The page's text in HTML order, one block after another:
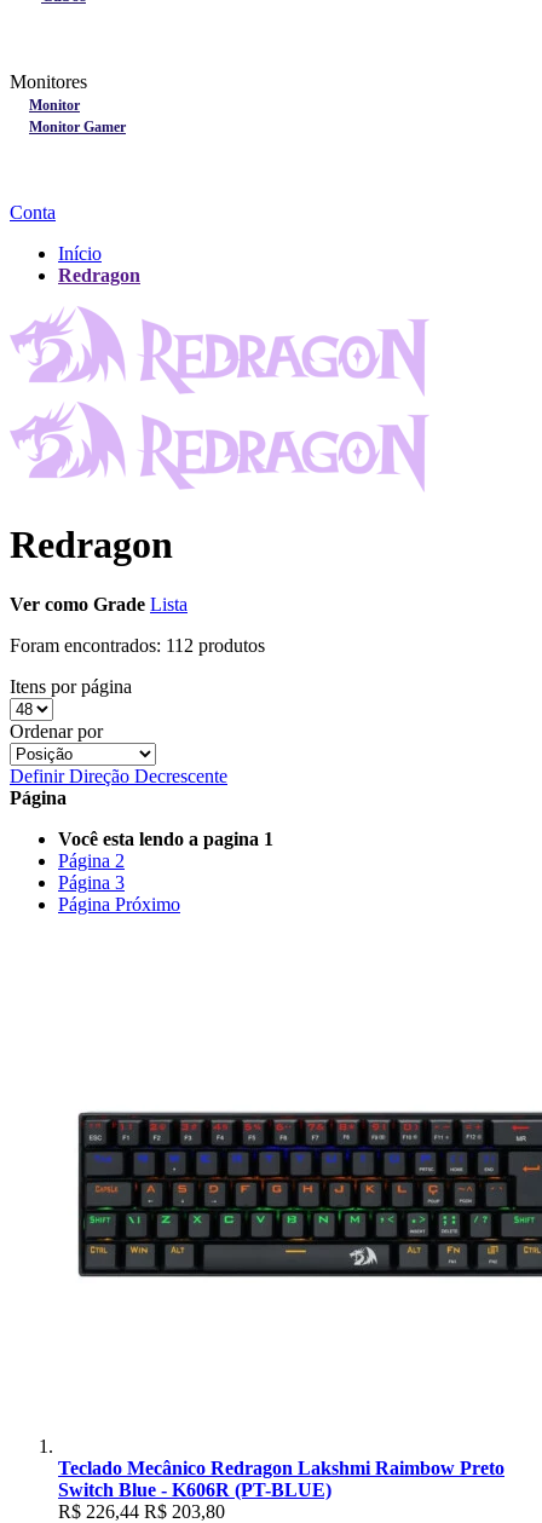
Monitores
Monitor
Monitor Gamer
Conta
Início
Redragon
Redragon
Ver como Grade Lista
Foram encontrados: 112 produtos
Itens por página
Ordenar por
Definir Direção Decrescente
Página
Você esta lendo a pagina 1
Página 2
Página 3
Página Próximo
Teclado Mecânico Redragon Lakshmi Raimbow Preto
Switch Blue - K606R (PT-BLUE)
R$ 226,44 R$ 203,80